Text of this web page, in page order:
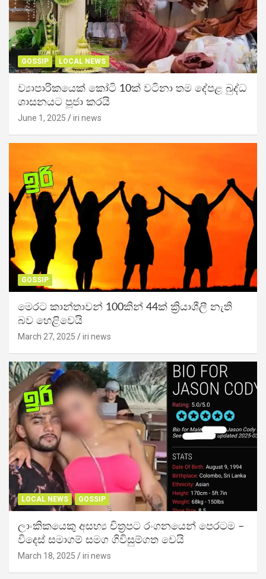
GOSSIP LOCAL NEWS
ව්‍යාපාරිකයෙක් කෝටි 10ක් වටිනා තම දේපළ බුද්ධ
ශාසනයට පූජා කරයි
June 1, 2025 iri news
GOSSIP
මෙරට කාන්තාවන් 100කින් 44ක් ක්‍රියාශීලී නැති
බව හෙළිවෙයි
March 27, 2025 iri news
LOCAL NEWS GOSSIP
ලාංකිකයෙකු අසභ්‍ය චිත්‍රපට රංගනයෙන් පෙරටම –
විදෙස් සමාගම් සමග ගිවිසුම්ගත වෙයි
March 18, 2025 iri news